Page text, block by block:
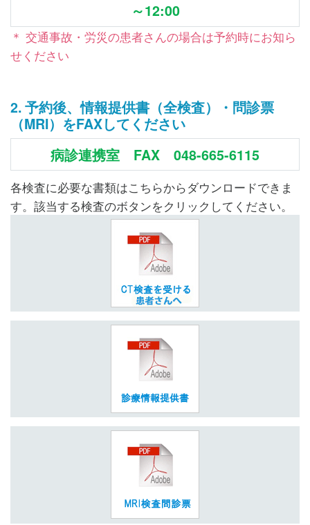
～12:00
＊ 交通事故・労災の患者さんの場合は予約時にお知ら
せください
2. 予約後、情報提供書（全検査）・問診票
（MRI）をFAXしてください
病診連携室 FAX 048-665-6115
各検査に必要な書類はこちらからダウンロードできま
す。該当する検査のボタンをクリックしてください。